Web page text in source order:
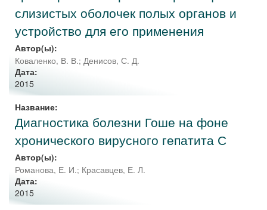
слизистых оболочек полых органов и
устройство для его применения
Автор(ы):
Коваленко, В. В.; Денисов, С. Д.
Дата:
2015
Название:
Диагностика болезни Гоше на фоне
хронического вирусного гепатита С
Автор(ы):
Романова, Е. И.; Красавцев, Е. Л.
Дата:
2015